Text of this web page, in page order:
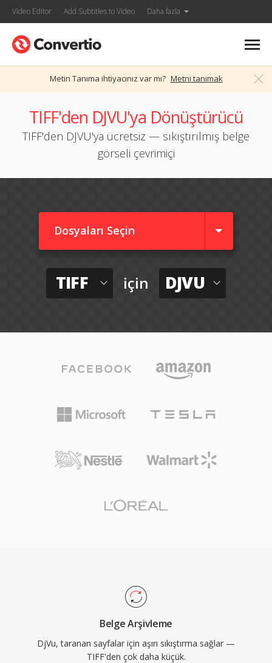
Video Editor Add Subtitles to Video Daha fazla
Metin Tanıma ihtiyacınız var mı? Metni tanımak
TIFF'den DJVU'ya Dönüştürücü
TIFF'den DJVU'ya ücretsiz — sıkıştırılmış belge
görseli çevrimiçi
Dosyaları Seçin
TIFF için DJVU
Belge Arşivleme
DjVu, taranan sayfalar için aşırı sıkıştırma sağlar —
TIFF'den çok daha küçük.